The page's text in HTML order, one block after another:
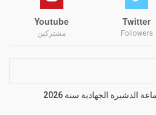
Twitter
Followers
Youtube
مشتركين
الدشيرة الجهادية سنة 2026